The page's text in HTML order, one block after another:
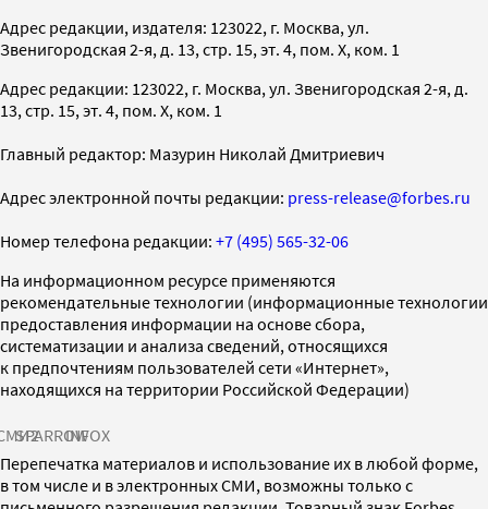
Адрес редакции, издателя: 123022, г. Москва, ул.
Звенигородская 2-я, д. 13, стр. 15, эт. 4, пом. X, ком. 1
Адрес редакции: 123022, г. Москва, ул. Звенигородская 2-я, д.
13, стр. 15, эт. 4, пом. X, ком. 1
Главный редактор: Мазурин Николай Дмитриевич
Адрес электронной почты редакции: press-release@forbes.ru
Номер телефона редакции: +7 (495) 565-32-06
На информационном ресурсе применяются
рекомендательные технологии (информационные технологии
предоставления информации на основе сбора,
систематизации и анализа сведений, относящихся
к предпочтениям пользователей сети «Интернет»,
находящихся на территории Российской Федерации)
SPARROWINFOX
Перепечатка материалов и использование их в любой форме,
в том числе и в электронных СМИ, возможны только с